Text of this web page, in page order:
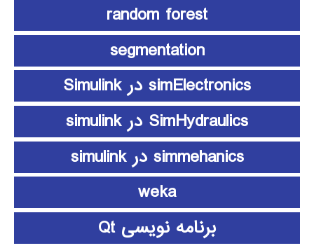
random forest
segmentation
simElectronics در Simulink
SimHydraulics در simulink
simmehanics در simulink
weka
برنامه نویسی Qt